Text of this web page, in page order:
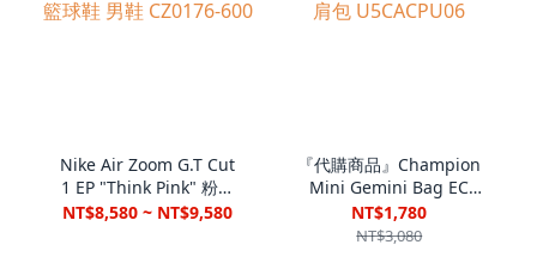
Nike Air Zoom G.T Cut
1 EP "Think Pink" 粉紅
色 實戰籃球鞋 男鞋
NT$8,580 ~ NT$9,580
『代購商品』Champion
Mini Gemini Bag EC
SS25 經典復古 雙肩包
U5CACPU06
NT$1,780
NT$3,080